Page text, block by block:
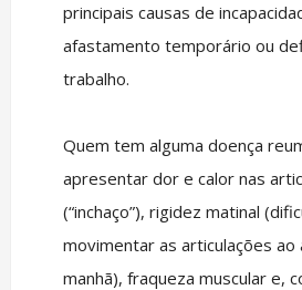
principais causas de
afastamento temporário ou
trabalho.
Quem tem alguma doença
apresentar dor e calor nas
(“inchaço”), rigidez matinal
movimentar as articulações ao
manhã), fraqueza muscular e,